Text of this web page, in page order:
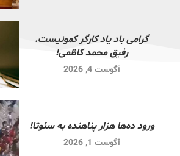
گرامی باد یاد کارگر کمونیست.
رفیق محمد کاظمی!
آگوست 4, 2026
ورود ده‌ها هزار پناهنده به سئوتا!
آگوست 1, 2026